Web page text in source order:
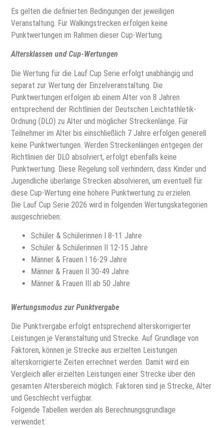
Es gelten die definierten Bedingungen der jeweiligen
Veranstaltung. Für Walkingstrecken erfolgen keine
Punktwertungen im Rahmen dieser Cup-Wertung.
Altersklassen und Cup-Wertungen
Die Wertung für die Lauf Cup Serie erfolgt unabhängig und
separat zur Wertung der Einzelveranstaltung. Die
Punktwertungen erfolgen ab einem Alter von 8 Jahren
entsprechend der Richtlinien der Deutschen Leichtathletik-
Ordnung (DLO) zu Alter und möglicher Streckenlänge. Für
Teilnehmer im Alter bis einschließlich 7 Jahre erfolgen generell
keine Punktwertungen. Werden Streckenlängen entgegen der
Richtlinien der DLO absolviert, erfolgt ebenfalls keine
Punktwertung. Diese Regelung soll verhindern, dass Kinder und
Jugendliche überlange Strecken absolvieren, um eventuell für
diese Cup-Wertung eine höhere Punktwertung zu erzielen.
Die Lauf Cup Serie 2026 wird in folgenden Wertungskategorien
ausgeschrieben:
Schüler & Schülerinnen I 8-11 Jahre
Schüler & Schülerinnen II 12-15 Jahre
Männer & Frauen I 16-29 Jahre
Männer & Frauen II 30-49 Jahre
Männer & Frauen III ab 50 Jahre
Wertungsmodus zur Punktvergabe
Die Punktvergabe erfolgt entsprechend alterskorrigierter
Leistungen je Veranstaltung und Strecke. Auf Grundlage von
Faktoren, können je Strecke aus erzielten Leistungen
alterskorrigierte Zeiten errechnet werden. Damit wird ein
Vergleich aller erzielten Leistungen einer Strecke über den
gesamten Altersbereich möglich. Faktoren sind je Strecke, Alter
und Geschlecht verfügbar.
Folgende Tabellen werden als Berechnungsgrundlage
verwendet: